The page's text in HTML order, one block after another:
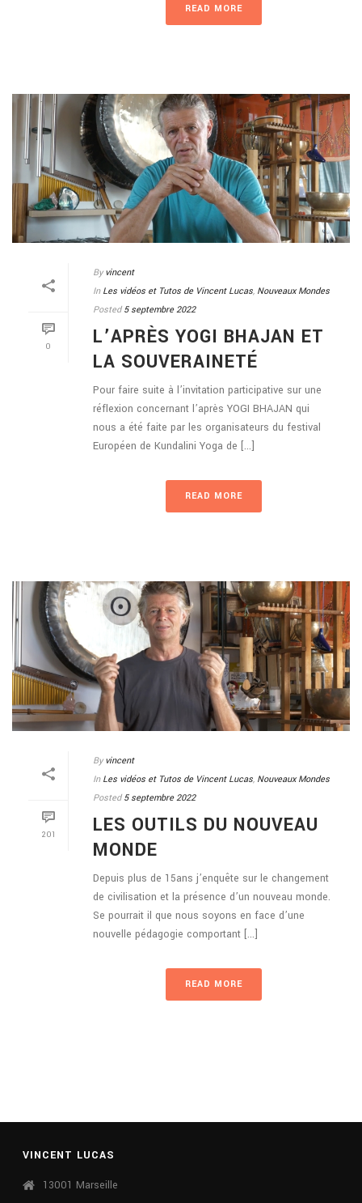
READ MORE
0
By vincent
In Les vidéos et Tutos de Vincent Lucas, Nouveaux Mondes
Posted 5 septembre 2022
L’APRÈS YOGI BHAJAN ET
LA SOUVERAINETÉ
Pour faire suite à l’invitation participative sur une
réflexion concernant l’après YOGI BHAJAN qui
nous a été faite par les organisateurs du festival
Européen de Kundalini Yoga de [...]
READ MORE
201
By vincent
In Les vidéos et Tutos de Vincent Lucas, Nouveaux Mondes
Posted 5 septembre 2022
LES OUTILS DU NOUVEAU
MONDE
Depuis plus de 15ans j’enquête sur le changement
de civilisation et la présence d’un nouveau monde.
Se pourrait il que nous soyons en face d’une
nouvelle pédagogie comportant [...]
READ MORE
VINCENT LUCAS
13001 Marseille